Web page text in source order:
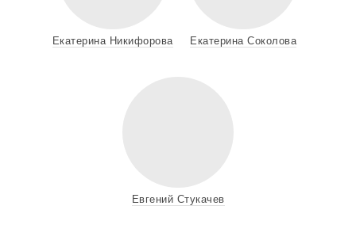
Екатерина Никифорова Екатерина Соколова
Евгений Стукачев